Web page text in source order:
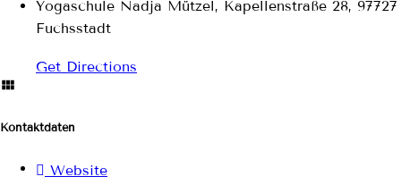
Yogaschule Nadja Mützel, Kapellenstraße 28, 97727
Fuchsstadt
Get Directions
Kontaktdaten
Website